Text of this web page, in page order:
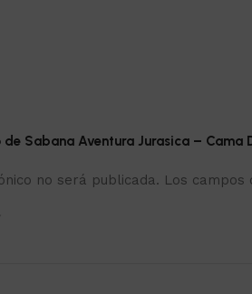
Sabana Aventura Jurasica – Cama
no será publicada. Los campos